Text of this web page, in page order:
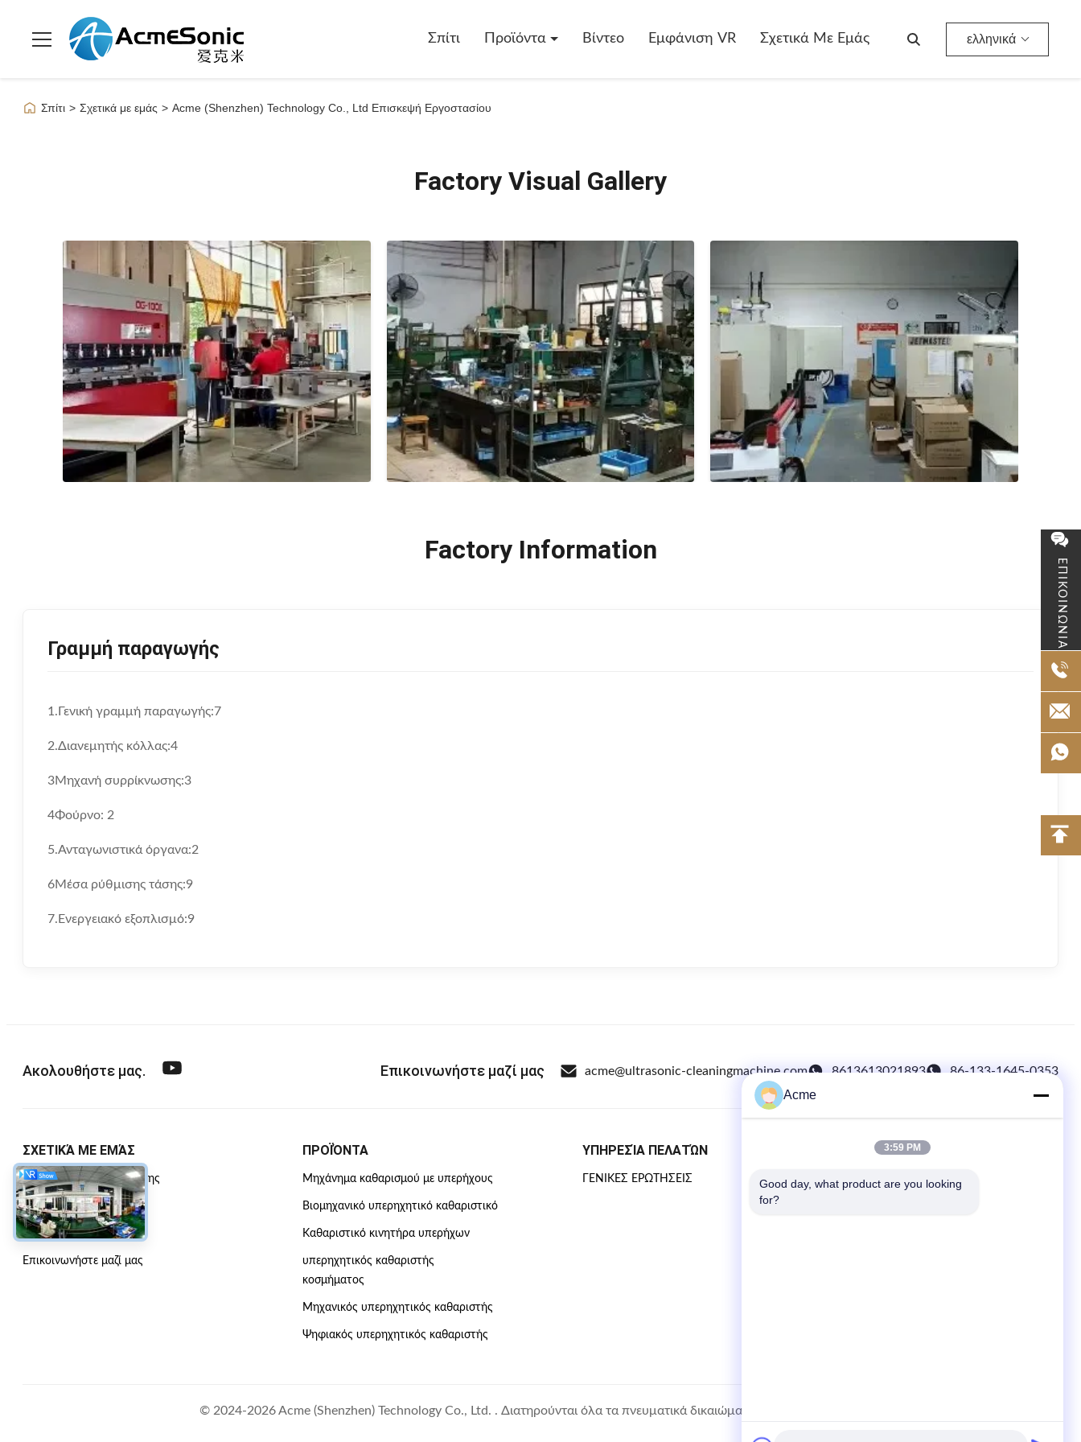
ΕΠΙΚΟΙΝΩΝΙΑ
Σπίτι Προϊόντα Βίντεο Εμφάνιση VR Σχετικά Με Εμάς ελληνικά
Σπίτι > Σχετικά με εμάς > Acme (Shenzhen) Technology Co., Ltd Επισκεψή Εργοστασίου
Factory Visual Gallery
Factory Information
Γραμμή παραγωγής
1.Γενική γραμμή παραγωγής:7
2.Διανεμητής κόλλας:4
3Μηχανή συρρίκνωσης:3
4Φούρνο: 2
5.Ανταγωνιστικά όργανα:2
6Μέσα ρύθμισης τάσης:9
7.Ενεργειακό εξοπλισμό:9
Ακολουθήστε μας. Επικοινωνήστε μαζί μας acme@ultrasonic-cleaningmachine.com 8613613021893 86-133-1645-0353
ΣΧΕΤΙΚΆ ΜΕ ΕΜΆΣ
Σχεδιάγραμμα Επιχείρησης
Επισκεψή εργοστασίου
Έλεγχος ποιότητας
Επικοινωνήστε μαζί μας
ΠΡΟΪΌΝΤΑ
Μηχάνημα καθαρισμού με υπερήχους
Βιομηχανικό υπερηχητικό καθαριστικό
Καθαριστικό κινητήρα υπερήχων
υπερηχητικός καθαριστής
κοσμήματος
Μηχανικός υπερηχητικός καθαριστής
Ψηφιακός υπερηχητικός καθαριστής
ΥΠΗΡΕΣΊΑ ΠΕΛΑΤΏΝ
ΓΕΝΙΚΈΣ ΕΡΩΤΉΣΕΙΣ
ΓΡΉΓΟΡΕΣ ΣΥΝΔΈΣΕΙΣ
Σπίτι
© 2024-2026 Acme (Shenzhen) Technology Co., Ltd. . Διατηρούνται όλα τα πνευματικά δικαιώματα..
Acme
3:59 PM
Good day, what product are you looking
for?